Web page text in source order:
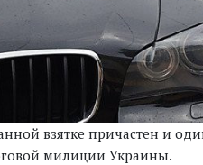
взятке причастен и
милиции Украины.